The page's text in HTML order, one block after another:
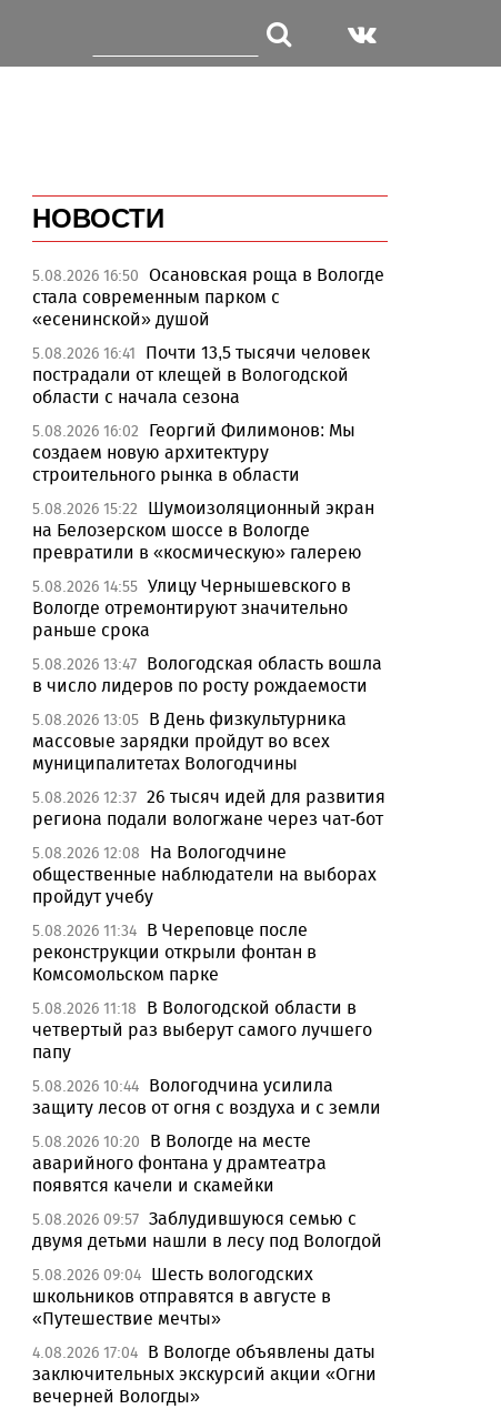
НОВОСТИ
5.08.2026 16:50 Осановская роща в Вологде
стала современным парком с
«есенинской» душой
5.08.2026 16:41
Почти 13,5 тысячи человек
пострадали от клещей в Вологодской
области с начала сезона
5.08.2026 16:02
Георгий Филимонов: Мы
создаем новую архитектуру
строительного рынка в области
5.08.2026 15:22
Шумоизоляционный экран
на Белозерском шоссе в Вологде
превратили в «космическую» галерею
5.08.2026 14:55 Улицу Чернышевского в
Вологде отремонтируют значительно
раньше срока
5.08.2026 13:47 Вологодская область вошла
в число лидеров по росту рождаемости
5.08.2026 13:05 В День физкультурника
массовые зарядки пройдут во всех
муниципалитетах Вологодчины
5.08.2026 12:37 26 тысяч идей для развития
региона подали вологжане через чат-бот
5.08.2026 12:08
На Вологодчине
общественные наблюдатели на выборах
пройдут учебу
5.08.2026 11:34 В Череповце после
реконструкции открыли фонтан в
Комсомольском парке
5.08.2026 11:18
В Вологодской области в
четвертый раз выберут самого лучшего
папу
5.08.2026 10:44 Вологодчина усилила
защиту лесов от огня с воздуха и с земли
5.08.2026 10:20
В Вологде на месте
аварийного фонтана у драмтеатра
появятся качели и скамейки
5.08.2026 09:57 Заблудившуюся семью с
двумя детьми нашли в лесу под Вологдой
5.08.2026 09:04 Шесть вологодских
школьников отправятся в августе в
«Путешествие мечты»
4.08.2026 17:04 В Вологде объявлены даты
заключительных экскурсий акции «Огни
вечерней Вологды»